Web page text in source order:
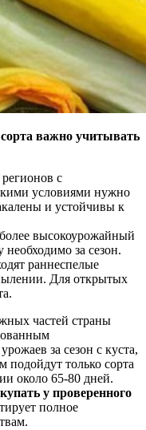
важно учитывать
с
условиями нужно
и устойчивы к
высокоурожайный
за сезон.
раннеспелые
Для открытых
частей страны
за сезон с куста,
подойдут только сорта
около 65-80 дней.
у проверенного
полное